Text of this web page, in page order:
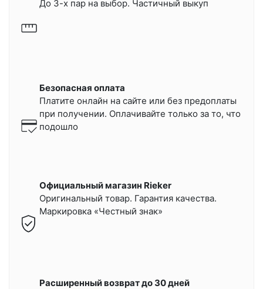
До 3-х пар на выбор. Частичный выкуп
Безопасная оплата
Платите онлайн на сайте или без предоплаты
при получении. Оплачивайте только за то, что
подошло
Официальный магазин Rieker
Оригинальный товар. Гарантия качества.
Маркировка «Честный знак»
Расширенный возврат до 30 дней